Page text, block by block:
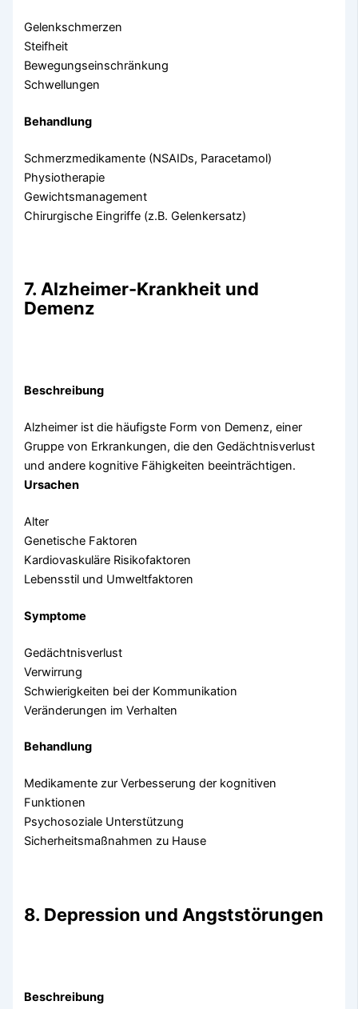
Gelenkschmerzen
Steifheit
Bewegungseinschränkung
Schwellungen
Behandlung
Schmerzmedikamente (NSAIDs, Paracetamol)
Physiotherapie
Gewichtsmanagement
Chirurgische Eingriffe (z.B. Gelenkersatz)
7. Alzheimer-Krankheit und
Demenz
Beschreibung
Alzheimer ist die häufigste Form von Demenz, einer
Gruppe von Erkrankungen, die den Gedächtnisverlust
und andere kognitive Fähigkeiten beeinträchtigen.
Ursachen
Alter
Genetische Faktoren
Kardiovaskuläre Risikofaktoren
Lebensstil und Umweltfaktoren
Symptome
Gedächtnisverlust
Verwirrung
Schwierigkeiten bei der Kommunikation
Veränderungen im Verhalten
Behandlung
Medikamente zur Verbesserung der kognitiven
Funktionen
Psychosoziale Unterstützung
Sicherheitsmaßnahmen zu Hause
8. Depression und Angststörungen
Beschreibung